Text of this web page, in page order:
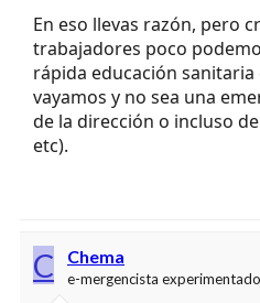
En eso llevas razón, pero
trabajadores poco
rápida educación sanitaria
vayamos y no sea una
de la dirección o incluso
etc).
C Chema
e-mergencista experimentado